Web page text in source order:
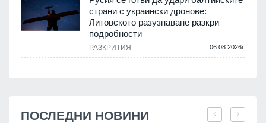
страни с украински дронове:
Литовското разузнаване разкри
подробности
РАЗКРИТИЯ 06.08.2026г.
ПОСЛЕДНИ НОВИНИ